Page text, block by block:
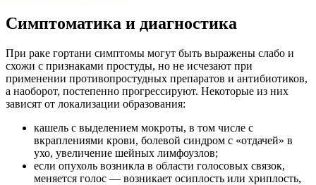
Симптоматика и диагностика
При раке гортани симптомы могут быть выражены слабо и
схожи с признаками простуды, но не исчезают при
применении противопростудных препаратов и антибиотиков,
а наоборот, постепенно прогрессируют. Некоторые из них
зависят от локализации образования:
кашель с выделением мокроты, в том числе с
вкраплениями крови, болевой синдром с «отдачей» в
ухо, увеличение шейных лимфоузлов;
если опухоль возникла в области голосовых связок,
меняется голос — возникает осиплость или хриплость,